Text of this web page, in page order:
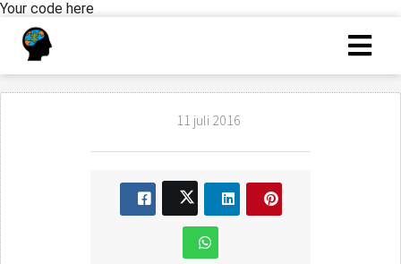
Your code here
11 juli 2016